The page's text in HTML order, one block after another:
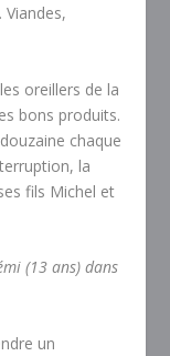
Viandes,
oreillers de la
bons produits.
chaque
la
fils Michel et
(13 ans) dans
un